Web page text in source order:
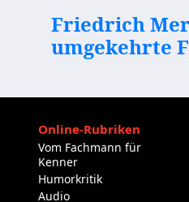
Friedrich
umgekehrte
Online-Rubriken
Vom Fachmann für
Kenner
Humorkritik
Audio